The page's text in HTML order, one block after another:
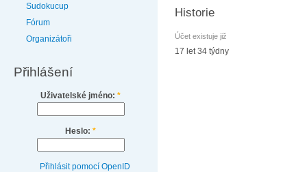
Sudokucup
Fórum
Organizátoři
Přihlášení
Uživatelské jméno: *
Heslo: *
Přihlásit pomocí OpenID
Historie
Účet existuje již
17 let 34 týdny